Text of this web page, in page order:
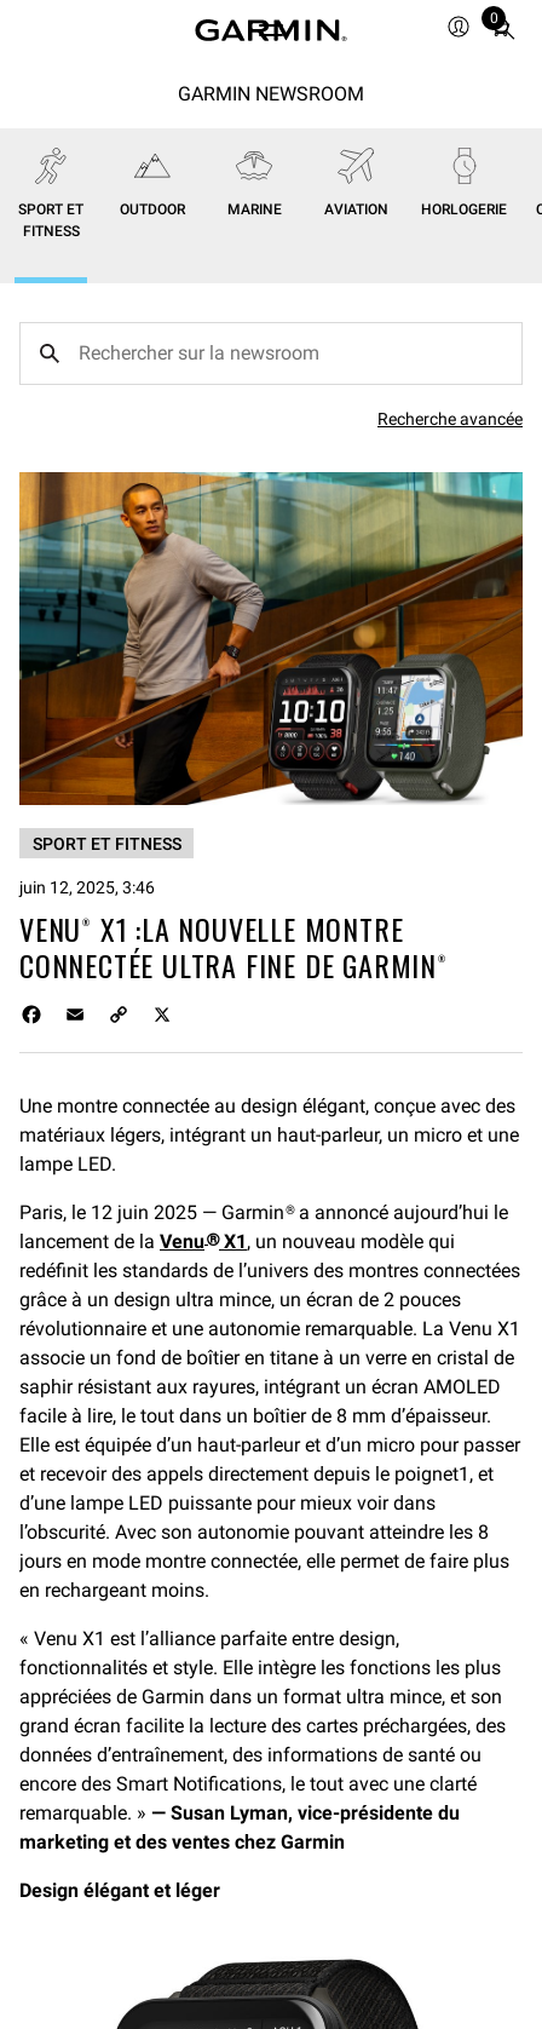
0
Total
GARMIN NEWSROOM
SPORT ET
FITNESS
OUTDOOR MARINE AVIATION HORLOGERIE
Recherche avancée
SPORT ET FITNESS
juin 12, 2025, 3:46
VENU® X1 :LA NOUVELLE MONTRE
CONNECTÉE ULTRA FINE DE GARMIN®
b
o
o
l
L
i
Une montre connectée au design élégant, conçue avec des
matériaux légers, intégrant un haut-parleur, un micro et une
lampe LED.
Paris, le 12 juin 2025 — Garmin® a annoncé aujourd’hui le
lancement de la Venu®X1, un nouveau modèle qui
redéfinit les standards de l’univers des montres connectées
grâce à un design ultra mince, un écran de 2 pouces
révolutionnaire et une autonomie remarquable. La Venu X1
associe un fond de boîtier en titane à un verre en cristal de
saphir résistant aux rayures, intégrant un écran AMOLED
facile à lire, le tout dans un boîtier de 8 mm d’épaisseur.
Elle est équipée d’un haut-parleur et d’un micro pour passer
et recevoir des appels directement depuis le poignet1, et
d’une lampe LED puissante pour mieux voir dans
l’obscurité. Avec son autonomie pouvant atteindre les 8
jours en mode montre connectée, elle permet de faire plus
en rechargeant moins.
« Venu X1 est l’alliance parfaite entre design,
fonctionnalités et style. Elle intègre les fonctions les plus
appréciées de Garmin dans un format ultra mince, et son
grand écran facilite la lecture des cartes préchargées, des
données d’entraînement, des informations de santé ou
encore des Smart Notifications, le tout avec une clarté
remarquable. » — Susan Lyman, vice-présidente du
marketing et des ventes chez Garmin
Design élégant et léger